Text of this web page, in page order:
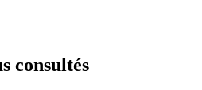
consultés